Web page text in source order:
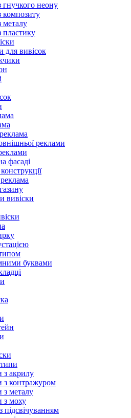
гнучкого неону
композиту
металу
пластику
для вивісок
реклами
фасаді
вивіски
буквами
з акрилу
з контражуром
з металу
з моху
підсвічуванням